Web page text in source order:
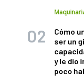
Cómo
ser un
y le dio
poco